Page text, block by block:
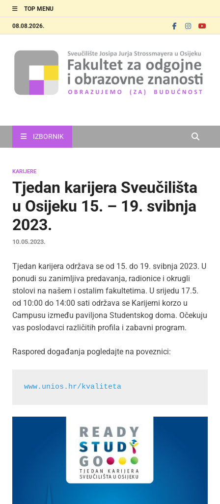
TOP MENU
08.08.2026.
IZBORNIK
KARIJERE
Tjedan karijera Sveučilišta
u Osijeku 15. – 19. svibnja
2023.
10.05.2023.
Tjedan karijera održava se od 15. do 19. svibnja 2023. U
ponudi su zanimljiva predavanja, radionice i okrugli
stolovi na našem i ostalim fakultetima. U srijedu 17.5.
od 10:00 do 14:00 sati održava se Karijerni korzo u
Campusu između paviljona Studentskog doma. Očekuju
vas poslodavci različitih profila i zabavni program.
Raspored događanja pogledajte na poveznici:
www.unios.hr/kvaliteta